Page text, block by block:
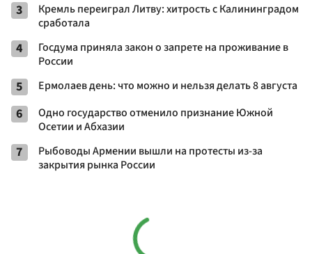
3
Кремль переиграл Литву: хитрость с Калининградом
сработала
4
Госдума приняла закон о запрете на проживание в
России
5 Ермолаев день: что можно и нельзя делать 8 августа
6
Одно государство отменило признание Южной
Осетии и Абхазии
7
Рыбоводы Армении вышли на протесты из-за
закрытия рынка России